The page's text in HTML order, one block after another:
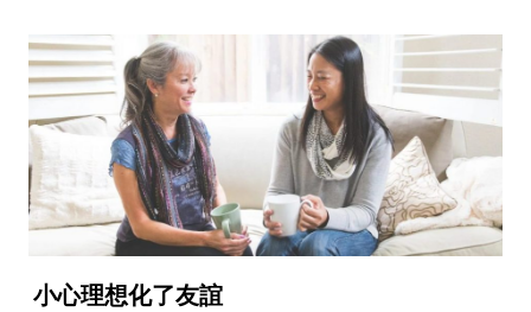
小心理想化了友誼